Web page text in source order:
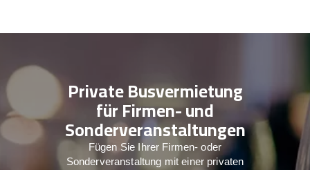
Private Busvermietung
für Firmen- und
Sonderveranstaltungen
Fügen Sie Ihrer Firmen- oder
Sonderveranstaltung mit einer privaten